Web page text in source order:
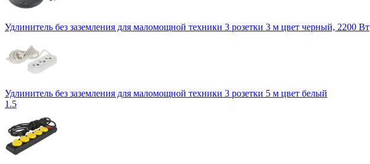
Удлинитель без заземления для маломощной техники 3 розетки 3 м цвет черный, 2200 Вт
Удлинитель без заземления для маломощной техники 3 розетки 5 м цвет белый
1.5